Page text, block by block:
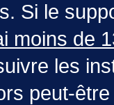
Si le
moins de
les
peut-